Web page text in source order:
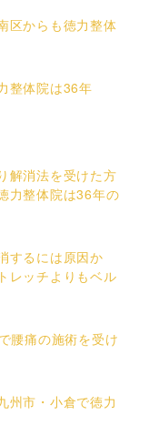
区からも徳力整体
整体院は36年
解消法を受けた方
力整体院は36年の
するには原因か
レッチよりもベル
腰痛の施術を受け
州市・小倉で徳力